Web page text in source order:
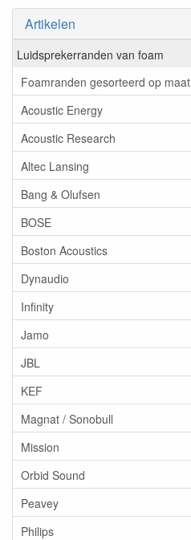
Artikelen
Luidsprekerranden van foam
Foamranden gesorteerd op maat
Acoustic Energy
Acoustic Research
Altec Lansing
Bang & Olufsen
BOSE
Boston Acoustics
Dynaudio
Infinity
Jamo
JBL
KEF
Magnat / Sonobull
Mission
Orbid Sound
Peavey
Philips